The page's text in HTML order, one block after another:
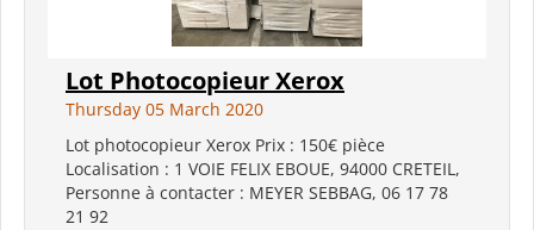
Lot Photocopieur Xerox
Thursday 05 March 2020
Lot photocopieur Xerox Prix : 150€ pièce
Localisation : 1 VOIE FELIX EBOUE, 94000 CRETEIL,
Personne à contacter : MEYER SEBBAG, 06 17 78
21 92